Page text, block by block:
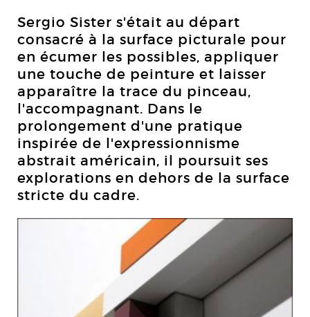
Sergio Sister s'était au départ
consacré à la surface picturale pour
en écumer les possibles, appliquer
une touche de peinture et laisser
apparaître la trace du pinceau,
l'accompagnant. Dans le
prolongement d'une pratique
inspirée de l'expressionnisme
abstrait américain, il poursuit ses
explorations en dehors de la surface
stricte du cadre.